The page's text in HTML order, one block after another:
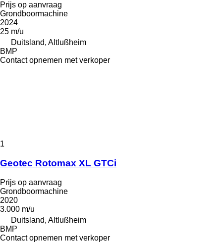
Prijs op aanvraag
Grondboormachine
2024
25 m/u
Duitsland, Altlußheim
BMP
Contact opnemen met verkoper
1
Geotec Rotomax XL GTCi
Prijs op aanvraag
Grondboormachine
2020
3.000 m/u
Duitsland, Altlußheim
BMP
Contact opnemen met verkoper